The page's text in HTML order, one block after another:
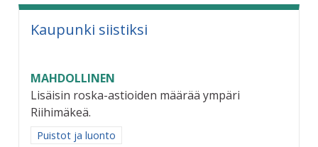
Kaupunki siistiksi
MAHDOLLINEN
Lisäisin roska-astioiden määrää ympäri
Riihimäkeä.
Rajaa tulokset aihepiirin mukaan: Puistot ja luonto
Puistot ja luonto